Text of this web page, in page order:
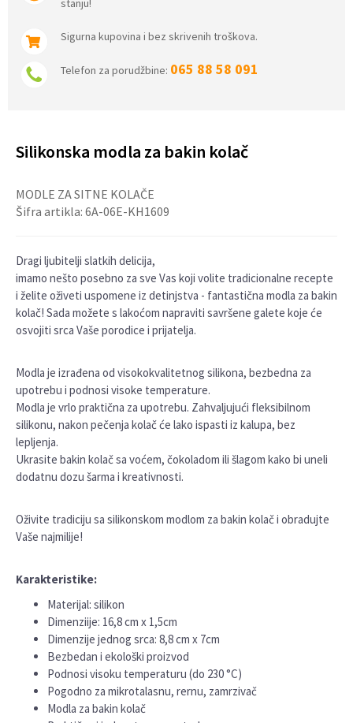
stanju!
Sigurna kupovina i bez skrivenih troškova.
Telefon za porudžbine: 065 88 58 091
Silikonska modla za bakin kolač
MODLE ZA SITNE KOLAČE
Šifra artikla: 6A-06E-KH1609
Dragi ljubitelji slatkih delicija,
imamo nešto posebno za sve Vas koji volite tradicionalne recepte
i želite oživeti uspomene iz detinjstva - fantastična modla za bakin
kolač! Sada možete s lakoćom napraviti savršene galete koje će
osvojiti srca Vaše porodice i prijatelja.
Modla je izrađena od visokokvalitetnog silikona, bezbedna za
upotrebu i podnosi visoke temperature.
Modla je vrlo praktična za upotrebu. Zahvaljujući fleksibilnom
silikonu, nakon pečenja kolač će lako ispasti iz kalupa, bez
lepljenja.
Ukrasite bakin kolač sa voćem, čokoladom ili šlagom kako bi uneli
dodatnu dozu šarma i kreativnosti.
Oživite tradiciju sa silikonskom modlom za bakin kolač i obradujte
Vaše najmilije!
Karakteristike:
Materijal: silikon
Dimenziije: 16,8 cm x 1,5cm
Dimenzije jednog srca: 8,8 cm x 7cm
Bezbedan i ekološki proizvod
Podnosi visoku temperaturu (do 230 °C)
Pogodno za mikrotalasnu, rernu, zamrzivač
Modla za bakin kolač